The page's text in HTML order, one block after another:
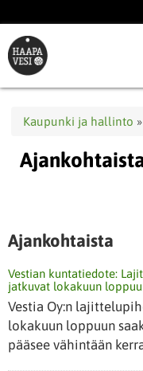
pääsisältöön
Murupolku
Kaupunki ja hallinto
Ajankohtaista
Vestian kuntatiedote:
jatkuvat lokakuun
Vestia Oy:n
lokakuun loppuun
pääsee vähintään